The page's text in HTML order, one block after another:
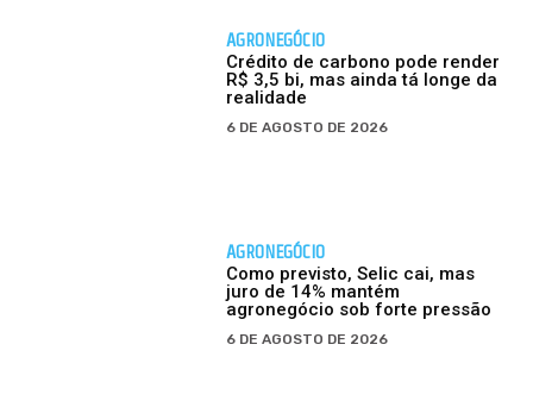
AGRONEGÓCIO
Crédito de carbono pode render
R$ 3,5 bi, mas ainda tá longe da
realidade
6 DE AGOSTO DE 2026
AGRONEGÓCIO
Como previsto, Selic cai, mas
juro de 14% mantém
agronegócio sob forte pressão
6 DE AGOSTO DE 2026